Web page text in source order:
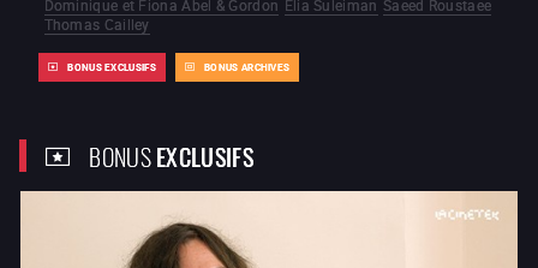
BONUS EXCLUSIFS BONUS ARCHIVES
Dominique et Fiona Abel & Gordon Elia Suleiman Saeed Roustaee
Thomas Cailley
BONUSEXCLUSIFS